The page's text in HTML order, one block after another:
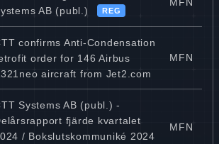
AB (publ.)
REG
confirms Anti-Condensation
order for 146 Airbus
aircraft from Jet2.com
MFN
Systems AB (publ.) -
fjärde kvartalet
/ Bokslutskommuniké 2024
MFN